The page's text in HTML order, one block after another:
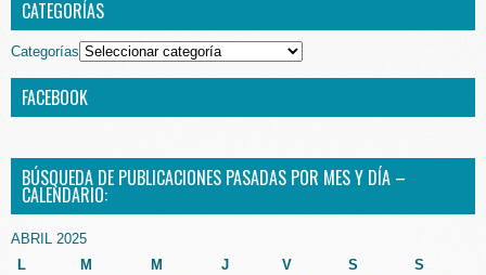
CATEGORÍAS
Categorías
FACEBOOK
BÚSQUEDA DE PUBLICACIONES PASADAS POR MES Y DÍA –
CALENDARIO:
ABRIL 2025
L
M M J V S S